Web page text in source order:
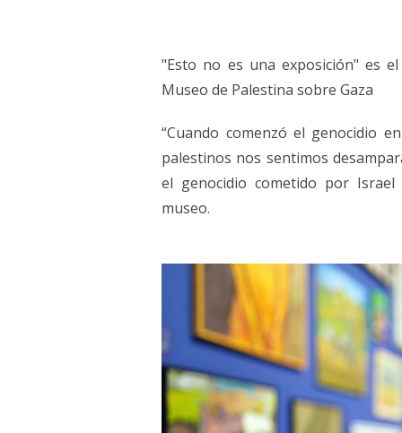
"Esto no es una exposición" es
Museo de Palestina sobre Gaza
“Cuando comenzó el genocidio
palestinos nos sentimos
el genocidio cometido por Israel
museo.